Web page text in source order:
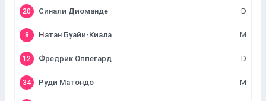
20 Синали Диоманде D
8 Натан Буайи-Киала M
12 Фредрик Оппегард D
34 Руди Матондо M